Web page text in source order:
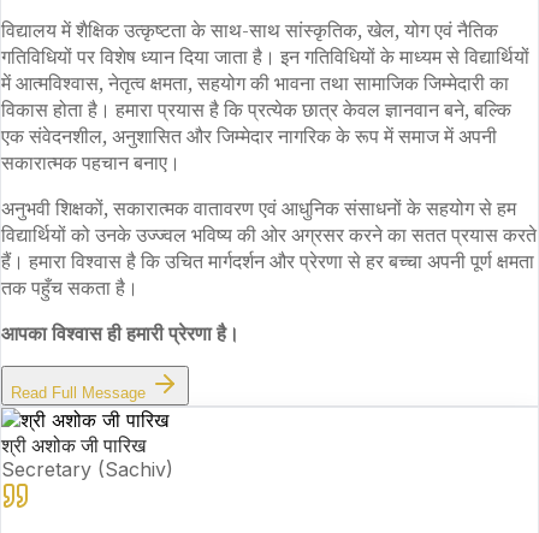
विद्यालय में शैक्षिक उत्कृष्टता के साथ-साथ सांस्कृतिक, खेल, योग एवं नैतिक
गतिविधियों पर विशेष ध्यान दिया जाता है। इन गतिविधियों के माध्यम से विद्यार्थियों
में आत्मविश्वास, नेतृत्व क्षमता, सहयोग की भावना तथा सामाजिक जिम्मेदारी का
विकास होता है। हमारा प्रयास है कि प्रत्येक छात्र केवल ज्ञानवान बने, बल्कि
एक संवेदनशील, अनुशासित और जिम्मेदार नागरिक के रूप में समाज में अपनी
सकारात्मक पहचान बनाए।
अनुभवी शिक्षकों, सकारात्मक वातावरण एवं आधुनिक संसाधनों के सहयोग से हम
विद्यार्थियों को उनके उज्ज्वल भविष्य की ओर अग्रसर करने का सतत प्रयास करते
हैं। हमारा विश्वास है कि उचित मार्गदर्शन और प्रेरणा से हर बच्चा अपनी पूर्ण क्षमता
तक पहुँच सकता है।
आपका विश्वास ही हमारी प्रेरणा है।
Read Full Message
श्री अशोक जी पारिख
Secretary (Sachiv)